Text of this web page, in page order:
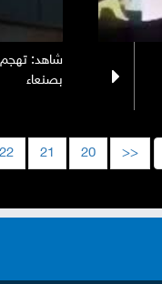
شاهد: تهجم
بصنعاء
<<
20
21
22